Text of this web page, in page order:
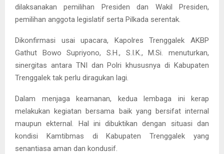
dilaksanakan pemilihan Presiden dan Wakil Presiden,
pemilihan anggota legislatif serta Pilkada serentak.
Dikonfirmasi usai upacara, Kapolres Trenggalek AKBP
Gathut Bowo Supriyono, S.H., S.I.K., M.Si. menuturkan,
sinergitas antara TNI dan Polri khususnya di Kabupaten
Trenggalek tak perlu diragukan lagi.
Dalam menjaga keamanan, kedua lembaga ini kerap
melakukan kegiatan bersama baik yang bersifat internal
maupun ekternal. Hal ini dibuktikan dengan situasi dan
kondisi Kamtibmas di Kabupaten Trenggalek yang
senantiasa aman dan kondusif.